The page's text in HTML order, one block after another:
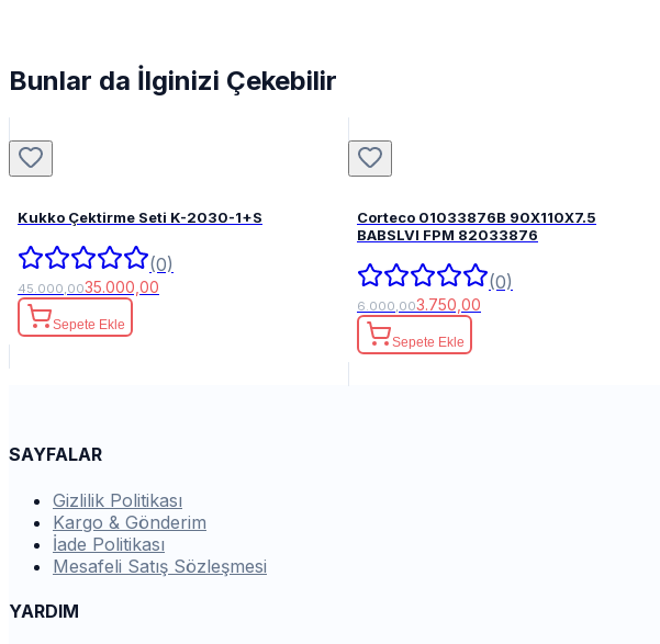
Bunlar da İlginizi Çekebilir
Kukko Çektirme Seti K-2030-1+S
(0)
45.000,0035.000,00
Sepete Ekle
Corteco 01033876B 90X110X7.5
BABSLVI FPM 82033876
(0)
6.000,003.750,00
Sepete Ekle
SAYFALAR
Gizlilik Politikası
Kargo & Gönderim
İade Politikası
Mesafeli Satış Sözleşmesi
YARDIM